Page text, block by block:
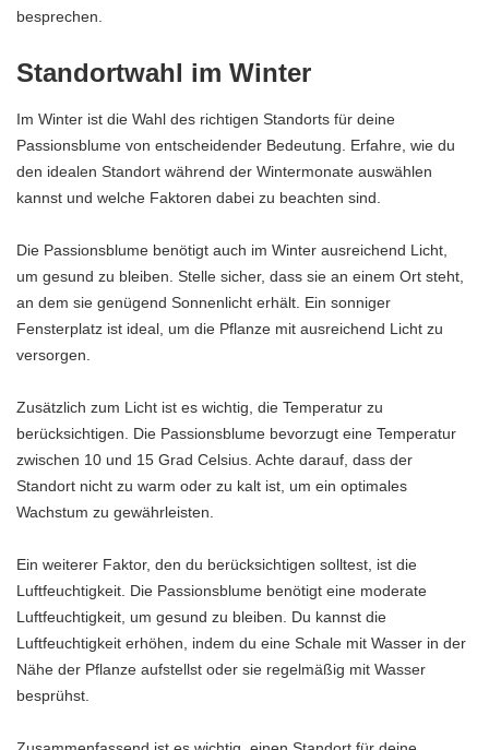
besprechen.
Standortwahl im Winter
Im Winter ist die Wahl des richtigen Standorts für deine
Passionsblume von entscheidender Bedeutung. Erfahre, wie du
den idealen Standort während der Wintermonate auswählen
kannst und welche Faktoren dabei zu beachten sind.
Die Passionsblume benötigt auch im Winter ausreichend Licht,
um gesund zu bleiben. Stelle sicher, dass sie an einem Ort steht,
an dem sie genügend Sonnenlicht erhält. Ein sonniger
Fensterplatz ist ideal, um die Pflanze mit ausreichend Licht zu
versorgen.
Zusätzlich zum Licht ist es wichtig, die Temperatur zu
berücksichtigen. Die Passionsblume bevorzugt eine Temperatur
zwischen 10 und 15 Grad Celsius. Achte darauf, dass der
Standort nicht zu warm oder zu kalt ist, um ein optimales
Wachstum zu gewährleisten.
Ein weiterer Faktor, den du berücksichtigen solltest, ist die
Luftfeuchtigkeit. Die Passionsblume benötigt eine moderate
Luftfeuchtigkeit, um gesund zu bleiben. Du kannst die
Luftfeuchtigkeit erhöhen, indem du eine Schale mit Wasser in der
Nähe der Pflanze aufstellst oder sie regelmäßig mit Wasser
besprühst.